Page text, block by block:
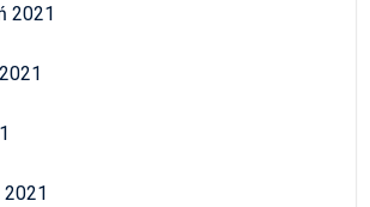
2021